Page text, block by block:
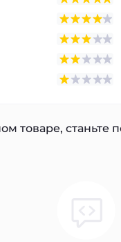
товаре, станьте